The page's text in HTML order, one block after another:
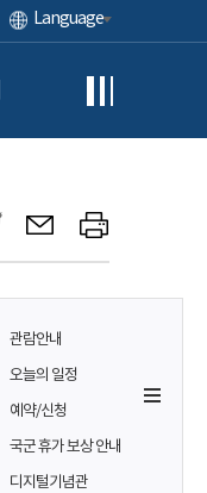
Language
관람안내
오늘의 일정
예약/신청
국군 휴가 보상 안내
디지털기념관